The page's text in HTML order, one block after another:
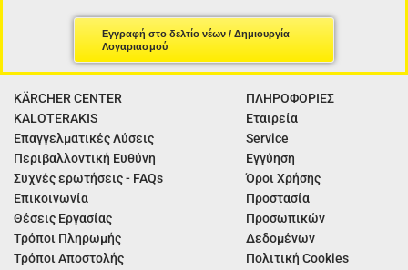
Εγγραφή στο δελτίο νέων / Δημιουργία
Λογαριασμού
KÄRCHER CENTER
KALOTERAKIS
Επαγγελματικές Λύσεις
Περιβαλλοντική Ευθύνη
Συχνές ερωτήσεις - FAQs
Επικοινωνία
Θέσεις Εργασίας
Τρόποι Πληρωμής
Τρόποι Αποστολής
ΠΛΗΡΟΦΟΡΙΕΣ
Εταιρεία
Service
Εγγύηση
Όροι Χρήσης
Προστασία
Προσωπικών
Δεδομένων
Πολιτική Cookies